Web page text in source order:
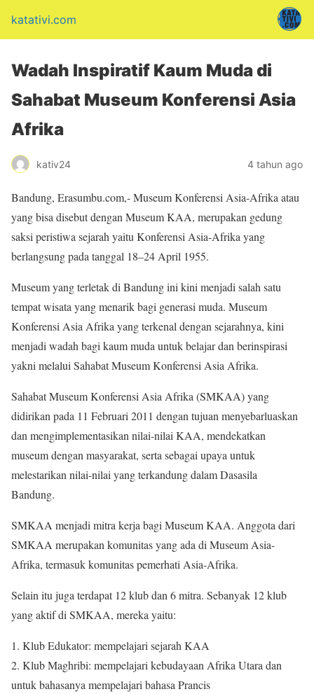
katativi.com
Wadah Inspiratif Kaum Muda di
Sahabat Museum Konferensi Asia
Afrika
kativ24 4 tahun ago
Bandung, Erasumbu.com,- Museum Konferensi Asia-Afrika atau
yang bisa disebut dengan Museum KAA, merupakan gedung
saksi peristiwa sejarah yaitu Konferensi Asia-Afrika yang
berlangsung pada tanggal 18–24 April 1955.
Museum yang terletak di Bandung ini kini menjadi salah satu
tempat wisata yang menarik bagi generasi muda. Museum
Konferensi Asia Afrika yang terkenal dengan sejarahnya, kini
menjadi wadah bagi kaum muda untuk belajar dan berinspirasi
yakni melalui Sahabat Museum Konferensi Asia Afrika.
Sahabat Museum Konferensi Asia Afrika (SMKAA) yang
didirikan pada 11 Februari 2011 dengan tujuan menyebarluaskan
dan mengimplementasikan nilai-nilai KAA, mendekatkan
museum dengan masyarakat, serta sebagai upaya untuk
melestarikan nilai-nilai yang terkandung dalam Dasasila
Bandung.
SMKAA menjadi mitra kerja bagi Museum KAA. Anggota dari
SMKAA merupakan komunitas yang ada di Museum Asia-
Afrika, termasuk komunitas pemerhati Asia-Afrika.
Selain itu juga terdapat 12 klub dan 6 mitra. Sebanyak 12 klub
yang aktif di SMKAA, mereka yaitu:
1. Klub Edukator: mempelajari sejarah KAA
2. Klub Maghribi: mempelajari kebudayaan Afrika Utara dan
untuk bahasanya mempelajari bahasa Prancis